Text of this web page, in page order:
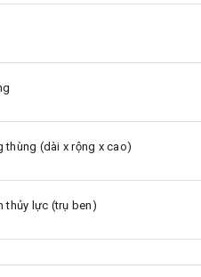
thùng (dài x rộng x cao)
thủy lực (trụ ben)